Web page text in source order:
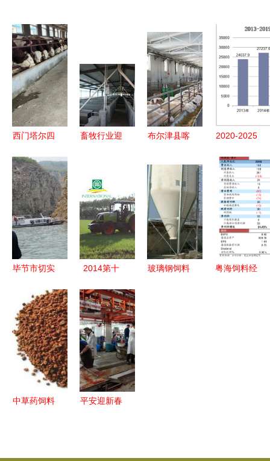
西门塔尔四
走势 三百
至四百斤散
养育肥牛市
场与畜牧饲
料销售分析
畜牧行业迎
料添加剂新
规、原料药
停产、养猪
巨头业绩创
新高
布尔津县喀
牧科技园
科技赋能激
发产业新活
力，规模发
展带动畜牧
渔业饲料销
2020-2025
行业发展趋
势预测及投
资规划研究
报告
毕节市切实
渔业安全生
产督察工作
确保生产秩
序与生态保
护并举
2014第十
牧饲料科技
与经济高层
论坛暨华东
南地区畜牧
饲料区域经
济发展战略
玻璃钢饲料
粤海饲料经
中草药饲料
平安迎新春